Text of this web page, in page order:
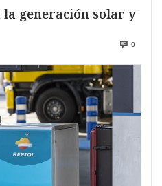
la generación solar y
0